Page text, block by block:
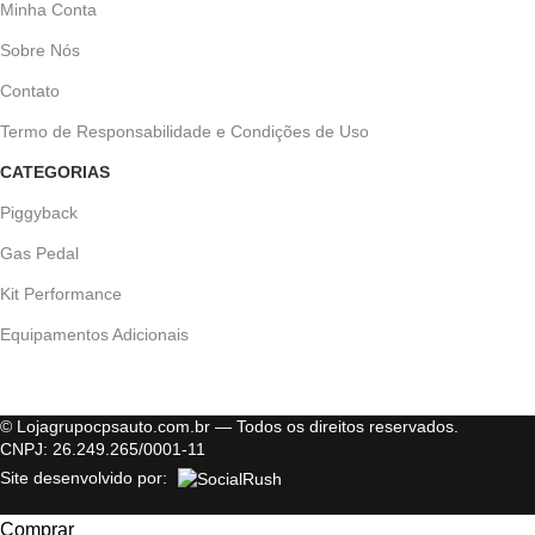
Minha Conta
Sobre Nós
Contato
Termo de Responsabilidade e Condições de Uso
CATEGORIAS
Piggyback
Gas Pedal
Kit Performance
Equipamentos Adicionais
© Lojagrupocpsauto.com.br — Todos os direitos reservados.
CNPJ: 26.249.265/0001-11
Site desenvolvido por:
Comprar